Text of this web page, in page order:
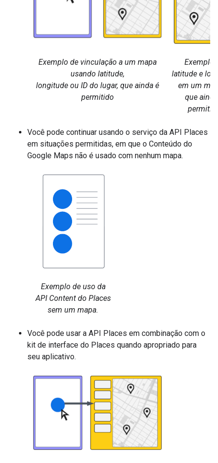
Exemplo de vinculação a um mapa
usando latitude,
longitude ou ID do lugar, que ainda é
permitido
Exemplo
latitude e
em um
que
Você pode continuar usando o serviço da API Places
em situações permitidas, em que o Conteúdo do
Google Maps não é usado com nenhum mapa.
Exemplo de uso da
API Content do Places
sem um mapa.
Você pode usar a API Places em combinação com o
kit de interface do Places quando apropriado para
seu aplicativo.